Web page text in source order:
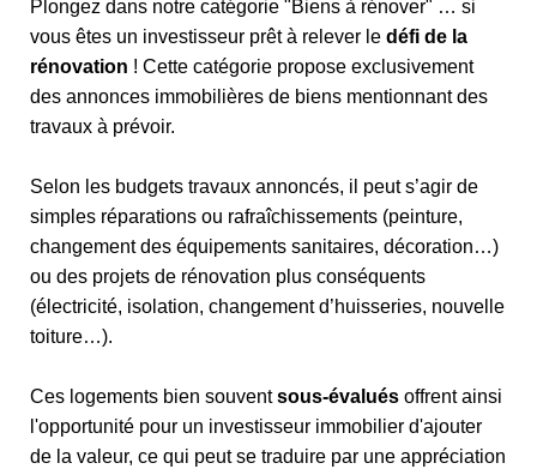
Plongez dans notre catégorie "Biens à rénover" … si
vous êtes un investisseur prêt à relever le défi de la
rénovation ! Cette catégorie propose exclusivement
des annonces immobilières de biens mentionnant des
travaux à prévoir.
Selon les budgets travaux annoncés, il peut s’agir de
simples réparations ou rafraîchissements (peinture,
changement des équipements sanitaires, décoration…)
ou des projets de rénovation plus conséquents
(électricité, isolation, changement d’huisseries, nouvelle
toiture…).
Ces logements bien souventsous-évalués offrent ainsi
l'opportunité pour un investisseur immobilier d'ajouter
de la valeur, ce qui peut se traduire par une appréciation